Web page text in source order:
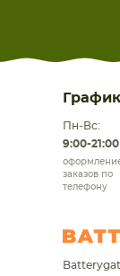
Пн-Вс:
9:00-21:00
заказов по
телефону